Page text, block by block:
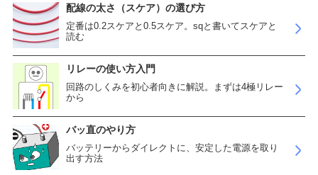
配線の太さ（スケア）の選び方
定番は0.2スケアと0.5スケア。sqと書いてスケアと
読む
リレーの使い方入門
回路のしくみを初心者向きに解説。まずは4極リレー
から
バッ直のやり方
バッテリーからダイレクトに、安定した電源を取り
出す方法